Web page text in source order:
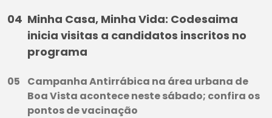
Minha Casa, Minha Vida: Codesaima
inicia visitas a candidatos inscritos no
programa
Campanha Antirrábica na área urbana de
Boa Vista acontece neste sábado; confira os
pontos de vacinação